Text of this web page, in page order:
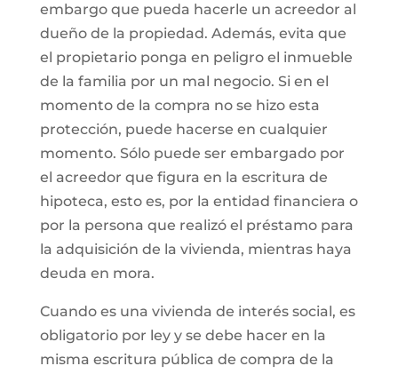
embargo que pueda hacerle un acreedor al
dueño de la propiedad. Además, evita que
el propietario ponga en peligro el inmueble
de la familia por un mal negocio. Si en el
momento de la compra no se hizo esta
protección, puede hacerse en cualquier
momento. Sólo puede ser embargado por
el acreedor que figura en la escritura de
hipoteca, esto es, por la entidad financiera o
por la persona que realizó el préstamo para
la adquisición de la vivienda, mientras haya
deuda en mora.
Cuando es una vivienda de interés social, es
obligatorio por ley y se debe hacer en la
misma escritura pública de compra de la